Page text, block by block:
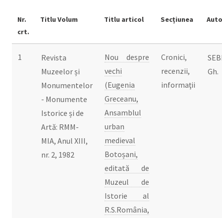
Nr.
crt.
Titlu Volum Titlu articol Secțiunea
1
Revista
Muzeelor și
Monumentelor
- Monumente
Istorice și de
Artă: RMM-
MIA, Anul XIII,
nr. 2, 1982
Nou despre
vechi
(Eugenia
Greceanu,
Ansamblul
urban
medieval
Botoșani,
editată de
Muzeul de
Istorie al
R.S.România,
Cronici,
recenzii,
informaţii
Gh.